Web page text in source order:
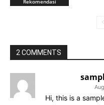
Rekomendasi
2 COMMENTS
Hi, this is a